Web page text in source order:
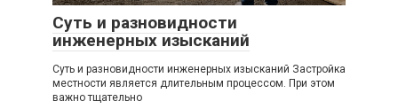
Суть и разновидности
инженерных изысканий
Суть и разновидности инженерных изысканий Застройка
местности является длительным процессом. При этом
важно тщательно